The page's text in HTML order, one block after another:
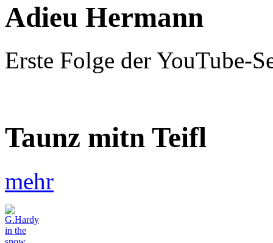
Adieu Hermann
Erste Folge der YouTube-
Taunz mitn Teifl
mehr